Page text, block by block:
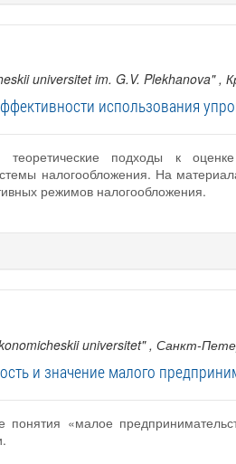
universitet im. G.V. Plekhanova" ,
использования
подходы к
налогообложения. На
режимов налогообложения.
universitet" , Санкт-
и значение малого
понятия «малое